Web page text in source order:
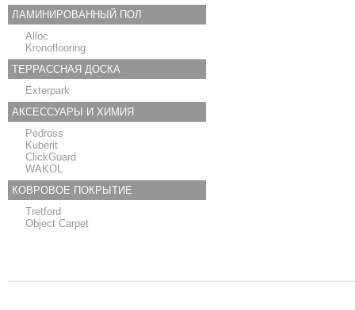
ЛАМИНИРОВАННЫЙ ПОЛ
Alloc
Kronoflooring
ТЕРРАССНАЯ ДОСКА
Exterpark
АКСЕССУАРЫ И ХИМИЯ
Pedross
Kuberit
ClickGuard
WAKOL
КОВРОВОЕ ПОКРЫТИЕ
Tretford
Object Carpet